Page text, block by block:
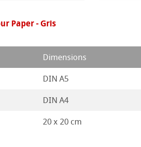
Paper - Gris
Dimensions
DIN A5
DIN A4
20 x 20 cm